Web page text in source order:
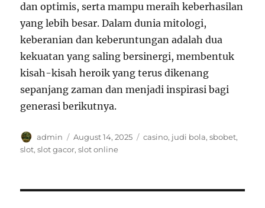
dan optimis, serta mampu meraih keberhasilan
yang lebih besar. Dalam dunia mitologi,
keberanian dan keberuntungan adalah dua
kekuatan yang saling bersinergi, membentuk
kisah-kisah heroik yang terus dikenang
sepanjang zaman dan menjadi inspirasi bagi
generasi berikutnya.
Author
admin
Posted
on
August 14, 2025 Tags
casino, judi bola,sbobet,
slot,slot gacor,slot online